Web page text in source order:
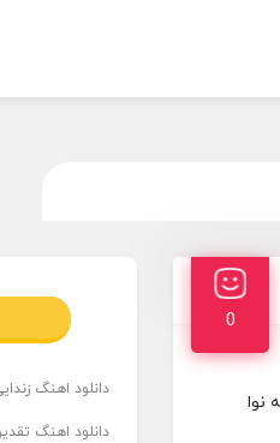
0
نوا
دانلود اهنگ
دانلود اهنگ